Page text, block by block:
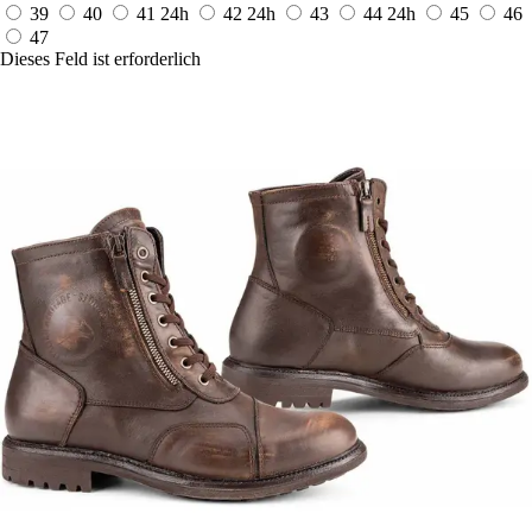
39 40 41 24h 42 24h 43 44 24h 45
46
47
Dieses Feld ist erforderlich